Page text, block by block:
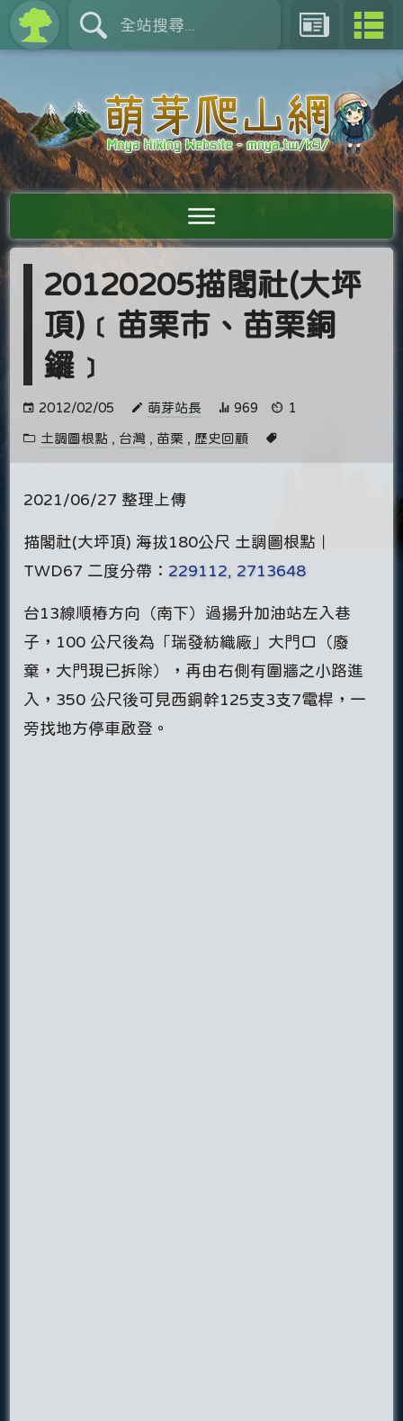
20120205描閣社(大坪
頂)﹝苗栗市、苗栗銅
鑼﹞
2012/02/05 萌芽站長 969 1
土調圖根點 , 台灣 , 苗栗 , 歷史回顧
2021/06/27 整理上傳
描閣社(大坪頂) 海拔180公尺 土調圖根點｜
TWD67 二度分帶： 229112, 2713648
台13線順樁方向（南下）過揚升加油站左入巷
子，100 公尺後為「瑞發紡織廠」大門口（廢
棄，大門現已拆除），再由右側有圍牆之小路進
入，350 公尺後可見西銅幹125支3支7電桿，一
旁找地方停車啟登。